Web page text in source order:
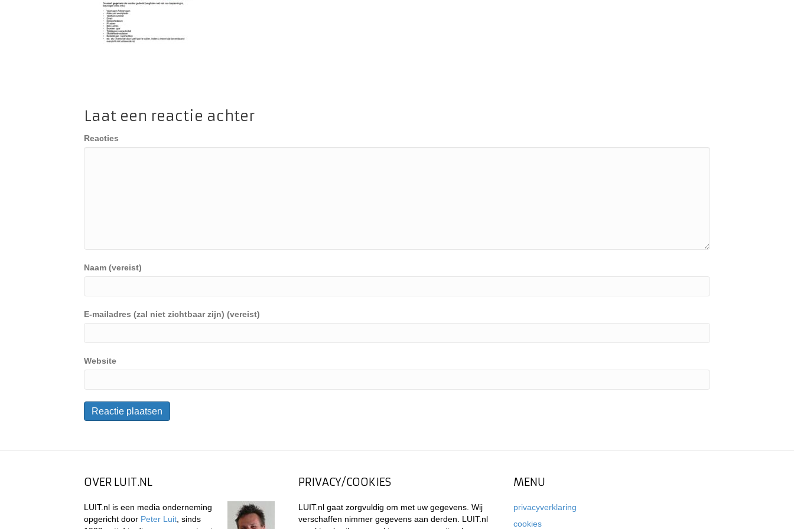
Laat een reactie achter
Reacties
Naam (vereist)
E-mailadres (zal niet zichtbaar zijn) (vereist)
Website
OVER LUIT.NL
LUIT.nl is een media onderneming
opgericht door Peter Luit , sinds
PRIVACY/COOKIES
LUIT.nl gaat zorgvuldig om met uw gegevens. Wij
verschaffen nimmer gegevens aan derden. LUIT.nl
MENU
privacyverklaring
cookies